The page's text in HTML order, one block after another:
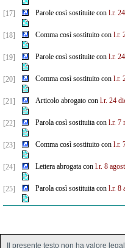
[17] Parole così sostituite con l.r.
[18] Comma così sostituito con l.r.
[19] Parole così sostituite con l.r.
[20] Comma così sostituito con l.r.
[21] Articolo abrogato con l.r. 24
[22] Parola così sostituita con l.r. 7
[23] Comma così sostituito con l.r.
[24] Lettera abrogata con l.r. 8
[25] Parola così sostituita con l.r. 8
Il presente testo non ha valore